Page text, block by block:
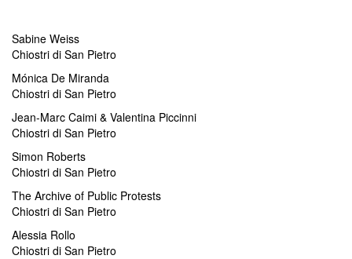
Sabine Weiss
Chiostri di San Pietro
Mónica De Miranda
Chiostri di San Pietro
Jean-Marc Caimi & Valentina Piccinni
Chiostri di San Pietro
Simon Roberts
Chiostri di San Pietro
The Archive of Public Protests
Chiostri di San Pietro
Alessia Rollo
Chiostri di San Pietro